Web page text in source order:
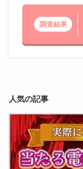
調査結果
人気の記事